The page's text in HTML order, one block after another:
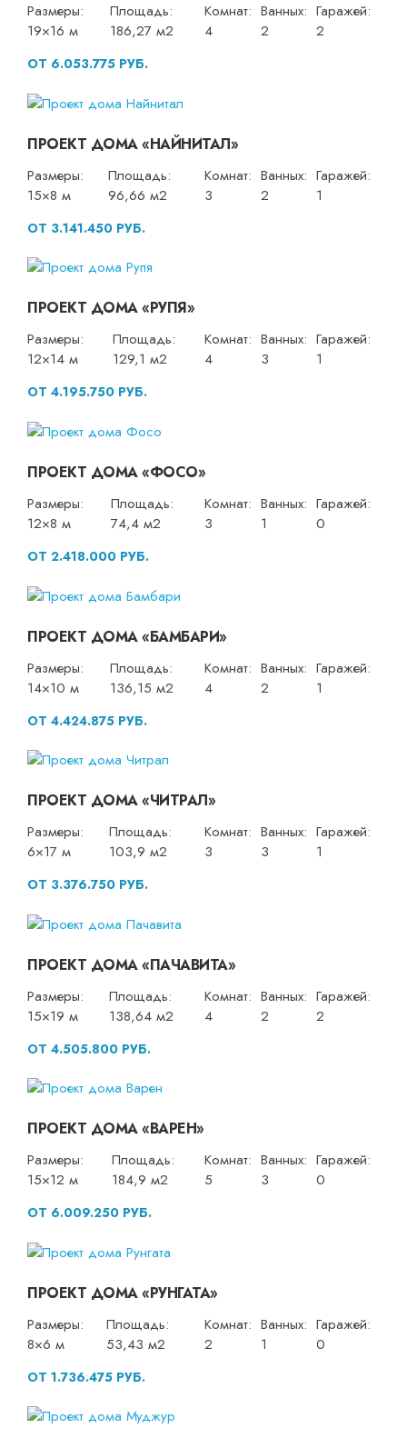
Размеры:
19×16 м
Площадь:
186,27 м2
Комнат:
4
Ванных:
2
Гаражей:
2
ОТ 6.053.775 РУБ.
ПРОЕКТ ДОМА «НАЙНИТАЛ»
Размеры:
15×8 м
Площадь:
96,66 м2
Комнат:
3
Ванных:
2
Гаражей:
1
ОТ 3.141.450 РУБ.
ПРОЕКТ ДОМА «РУПЯ»
Размеры:
12×14 м
Площадь:
129,1 м2
Комнат:
4
Ванных:
3
Гаражей:
1
ОТ 4.195.750 РУБ.
ПРОЕКТ ДОМА «ФОСО»
Размеры:
12×8 м
Площадь:
74,4 м2
Комнат:
3
Ванных:
1
Гаражей:
0
ОТ 2.418.000 РУБ.
ПРОЕКТ ДОМА «БАМБАРИ»
Размеры:
14×10 м
Площадь:
136,15 м2
Комнат:
4
Ванных:
2
Гаражей:
1
ОТ 4.424.875 РУБ.
ПРОЕКТ ДОМА «ЧИТРАЛ»
Размеры:
6×17 м
Площадь:
103,9 м2
Комнат:
3
Ванных:
3
Гаражей:
1
ОТ 3.376.750 РУБ.
ПРОЕКТ ДОМА «ПАЧАВИТА»
Размеры:
15×19 м
Площадь:
138,64 м2
Комнат:
4
Ванных:
2
Гаражей:
2
ОТ 4.505.800 РУБ.
ПРОЕКТ ДОМА «ВАРЕН»
Размеры:
15×12 м
Площадь:
184,9 м2
Комнат:
5
Ванных:
3
Гаражей:
0
ОТ 6.009.250 РУБ.
ПРОЕКТ ДОМА «РУНГАТА»
Размеры:
8×6 м
Площадь:
53,43 м2
Комнат:
2
Ванных:
1
Гаражей:
0
ОТ 1.736.475 РУБ.